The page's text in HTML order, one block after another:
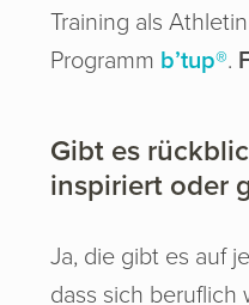
Training als
Programm b’tup®.
Gibt es
inspiriert oder
Ja, die gibt es auf
dass sich beruflich